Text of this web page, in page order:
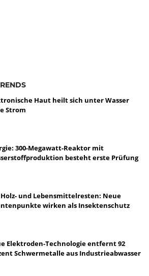
Haut heilt sich unter Wasser
Strom
300-Megawatt-Reaktor mit
besteht erste Prüfung
Holz- und Lebensmittelresten: Neue
wirken als Insektenschutz
Elektroden-Technologie entfernt 92
Schwermetalle aus Industrieabwasser